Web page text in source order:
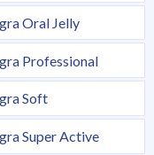
Oral Jelly
Professional
Soft
Super Active